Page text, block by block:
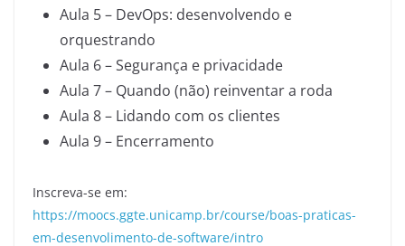
Aula 5 – DevOps: desenvolvendo e
orquestrando
Aula 6 – Segurança e privacidade
Aula 7 – Quando (não) reinventar a roda
Aula 8 – Lidando com os clientes
Aula 9 – Encerramento
Inscreva-se em:
https://moocs.ggte.unicamp.br/course/boas-praticas-
em-desenvolimento-de-software/intro